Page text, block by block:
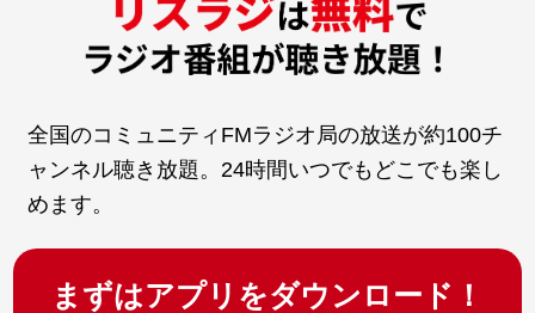
全国のコミュニティFMラジオ局の放送が約100チ
ャンネル聴き放題。24時間いつでもどこでも楽し
めます。
まずはアプリをダウンロード！